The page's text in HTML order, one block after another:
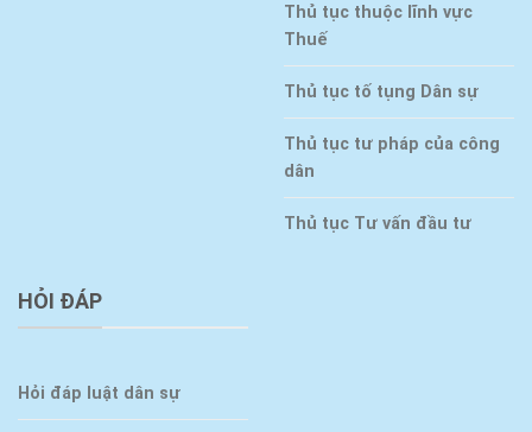
Thủ tục thuộc lĩnh vực
Thuế
Thủ tục tố tụng Dân sự
Thủ tục tư pháp của công
dân
Thủ tục Tư vấn đầu tư
HỎI ĐÁP
Hỏi đáp luật dân sự